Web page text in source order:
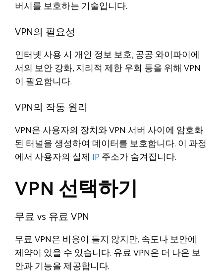
버시를 보호하는 기술입니다.
VPN의 필요성
인터넷 사용 시 개인 정보 보호, 공공 와이파이에
서의 보안 강화, 지리적 제한 우회 등을 위해 VPN
이 필요합니다.
VPN의 작동 원리
VPN은 사용자의 장치와 VPN 서버 사이에 암호화
된 터널을 생성하여 데이터를 보호합니다. 이 과정
에서 사용자의 실제 IP 주소가 숨겨집니다.
VPN 선택하기
무료 vs 유료 VPN
무료 VPN은 비용이 들지 않지만, 속도나 보안에
제약이 있을 수 있습니다. 유료 VPN은 더 나은 보
안과 기능을 제공합니다.